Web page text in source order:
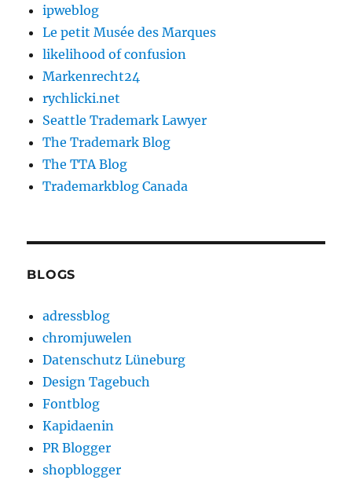
ipweblog
Le petit Musée des Marques
likelihood of confusion
Markenrecht24
rychlicki.net
Seattle Trademark Lawyer
The Trademark Blog
The TTA Blog
Trademarkblog Canada
BLOGS
adressblog
chromjuwelen
Datenschutz Lüneburg
Design Tagebuch
Fontblog
Kapidaenin
PR Blogger
shopblogger